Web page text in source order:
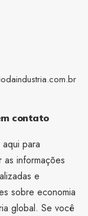
contato
aqui para
as informações
e
sobre economia
global. Se você